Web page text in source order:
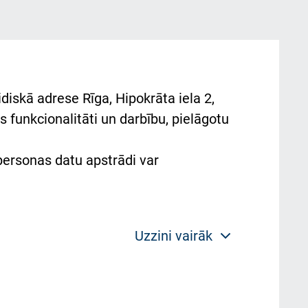
adrese Rīga, Hipokrāta iela 2,
funkcionalitāti un darbību, pielāgotu
datu apstrādi var
Uzzini vairāk